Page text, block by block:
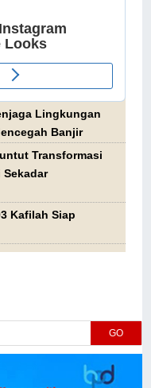
Lingkungan
Banjir
Transformasi
Sekadar
Kafilah Siap
GO